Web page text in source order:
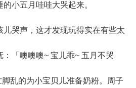
小五月哇哇大哭起来。
哭声，这才发现玩得实在有些太
「噢噢噢~ 宝儿乖~ 五月不哭
乱的为小宝贝儿准备奶粉。周子